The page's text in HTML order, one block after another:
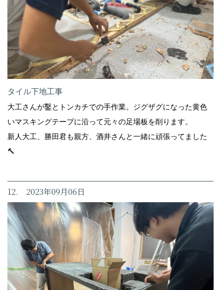
タイル下地工事
大工さんが鑿とトンカチでの手作業。ジグザグになった黄色
いマスキングテープに沿って元々の足場板を削ります。
新人大工、勝田君も親方、酒井さんと一緒に頑張ってました
🔨
12. 2023年09月06日